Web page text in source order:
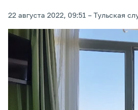
22 августа 2022, 09:51 Тульская